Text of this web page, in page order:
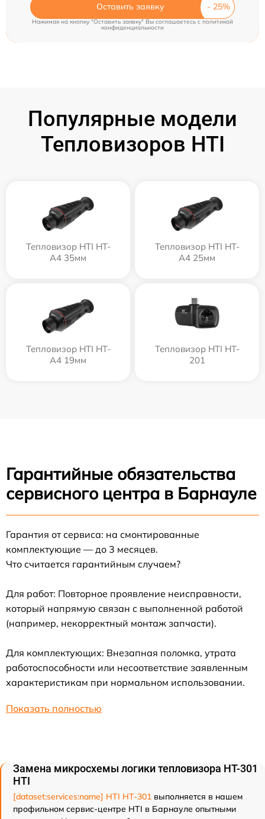
Оставить заявку
Нажимая на кнопку "Оставить заявку" Вы соглашаетесь cполитикой
конфиденциальности
Популярные модели
Тепловизоров HTI
Тепловизор HTI HT-
A4 35мм
Тепловизор HTI HT-
A4 25мм
Тепловизор HTI HT-
A4 19мм
Тепловизор HTI HT-
201
Гарантийные обязательства
сервисного центра в Барнауле
Гарантия от сервиса: на смонтированные
комплектующие — до 3 месяцев.
Что считается гарантийным случаем?
Для работ: Повторное проявление неисправности,
который напрямую связан с выполненной работой
(например, некорректный монтаж запчасти).
Для комплектующих: Внезапная поломка, утрата
работоспособности или несоответствие заявленным
характеристикам при нормальном использовании.
Показать полностью
Замена микросхемы логики тепловизора HT-301
HTI
[dataset:services:name] HTI HT-301 выполняется в нашем
профильном сервис-центре HTI в Барнауле опытными